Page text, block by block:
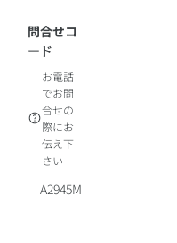
問合せコ
ード
お電話
でお問
合せの
際にお
伝え下
さい
A2945M